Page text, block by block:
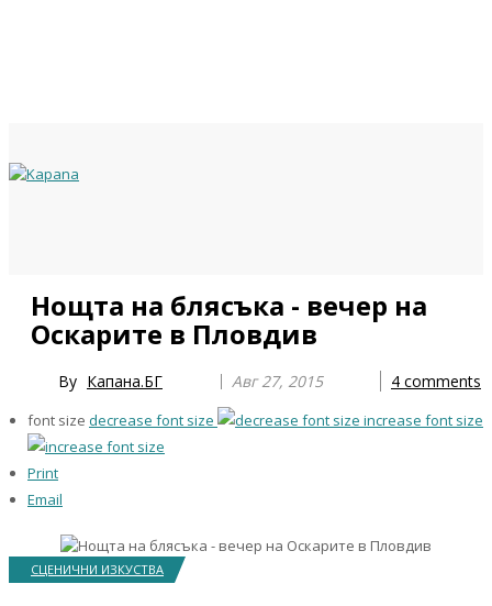
Нощта на блясъка - вечер на
Оскарите в Пловдив
By Капана.БГ Авг 27, 2015 4 comments
font size decrease font size increase font size
Print
Email
СЦЕНИЧНИ ИЗКУСТВА
Year
Month
Year
Month